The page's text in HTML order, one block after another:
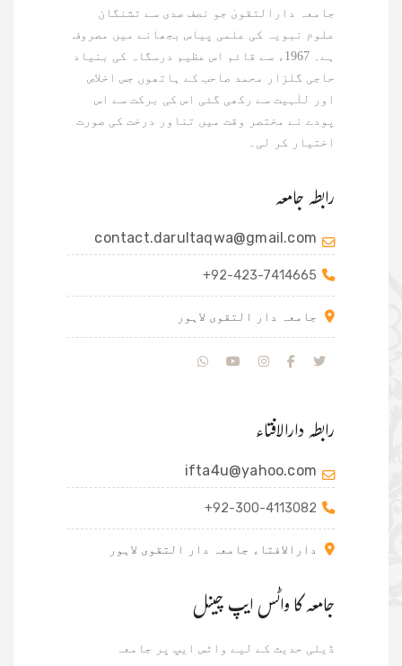
جامعہ دارالتقویٰ جو نصف صدی سے تشنگان
علوم نبویہ کی علمی پیاس بجھانے میں مصروف
ہے۔ 1967ء سے قائم اس عظیم درسگاہ کی بنیاد
حاجی گلزار محمد صاحب کے ہاتھوں جس اخلاص
اور للٰہیت سے رکھی گئی اس کی برکت سے اس
پودے نے مختصر وقت میں تناور درخت کی صورت
اختیار کر لی۔
رابطہ جامعہ
contact.darultaqwa@gmail.com
+92-423-7414665
جامعہ دار التقوی لاہور
رابطہ دارالافتاء
ifta4u@yahoo.com
+92-300-4113082
دارالافتاء جامعہ دار التقوی لاہور
جامعہ کا واٹس ایپ چینل
ڈیلی حدیث کے لیے واٹس ایپ پر جامعہ